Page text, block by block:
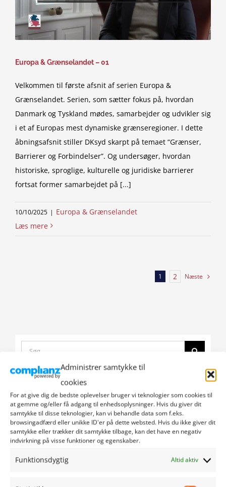
Administrer samtykke til
cookies
For at give dig de bedste oplevelser bruger vi teknologier som cookies til
at gemme og/eller få adgang til enhedsoplysninger. Hvis du giver dit
samtykke til disse teknologier, kan vi behandle data som f.eks.
browsingadfærd eller unikke ID'er på dette websted. Hvis du ikke giver dit
samtykke eller trækker dit samtykke tilbage, kan det have en negativ
indvirkning på visse funktioner og egenskaber.
Funktionsdygtig Altid aktiv
Europa & Grænselandet – 01
Velkommen til første afsnit af serien Europa &
Grænselandet. Serien, som sætter fokus på, hvordan
Danmark og Tyskland mødes, samarbejder og udvikler sig
i et af Europas mest dynamiske grænseregioner. I dette
åbningsafsnit stiller DKsyd skarpt på temaet “Grænser,
Barrierer og Forbindelser”. Og undersøger, hvordan
historiske, sproglige, kulturelle og juridiske barrierer
fortsat former samarbejdet på [...]
10/10/2025 | Europa & Grænselandet
Læs mere
1 2 Næste
Search
Populært Seneste
Click
accept
marketing
cookies
and
this
Scenen er sat – Teglværksspillet
Enkeland
23/08/2022
Click
to
marketing